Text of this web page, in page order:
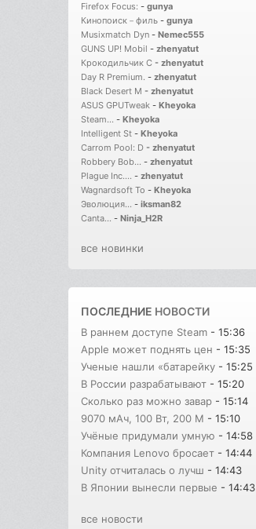
Firefox Focus: - gunya
Кинопоиск－филь - gunya
Musixmatch Dyn - Nemec555
GUNS UP! Mobil - zhenyatut
Крокодильчик С - zhenyatut
Day R Premium. - zhenyatut
Black Desert M - zhenyatut
ASUS GPUTweak - Kheyoka
Steam... - Kheyoka
Intelligent St - Kheyoka
Carrom Pool: D - zhenyatut
Robbery Bob... - zhenyatut
Plague Inc.... - zhenyatut
Wagnardsoft To - Kheyoka
Эволюция... - iksman82
Canta... - Ninja_H2R
все новинки
ПОСЛЕДНИЕ НОВОСТИ
В раннем доступе Steam - 15:36
Apple может поднять цен - 15:35
Ученые нашли «батарейку - 15:25
В России разрабатывают - 15:20
Сколько раз можно завар - 15:14
9070 мАч, 100 Вт, 200 М - 15:10
Учёные придумали умную - 14:58
Компания Lenovo бросает - 14:44
Unity отчиталась о лучш - 14:43
В Японии вынесли первые - 14:43
все новости